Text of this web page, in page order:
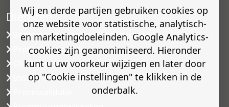
Diensten
Versneld houdbaarheidsonderzoek
Predictive modelling
Challenge testen
Industriële microbiologie
Wij en derde partijen gebruiken cookies op
onze website voor statistische, analytisch-
en marketingdoeleinden. Google Analytics-
cookies zijn geanonimiseerd. Hieronder
kunt u uw voorkeur wijzigen en later door
op "Cookie instellingen" te klikken in de
onderbalk.